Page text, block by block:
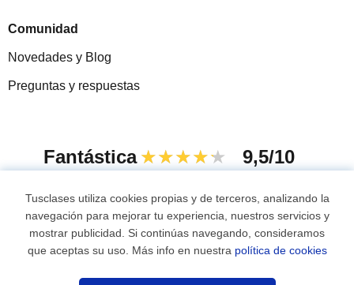
Comunidad
Novedades y Blog
Preguntas y respuestas
Fantástica ★★★★★ 9,5/10
© 2007 - 2026 Tusclases.com.ve
Mapa web:Profesores particulares
Tusclases utiliza cookies propias y de terceros, analizando la
navegación para mejorar tu experiencia, nuestros servicios y
mostrar publicidad. Si continúas navegando, consideramos
que aceptas su uso. Más info en nuestra política de cookies